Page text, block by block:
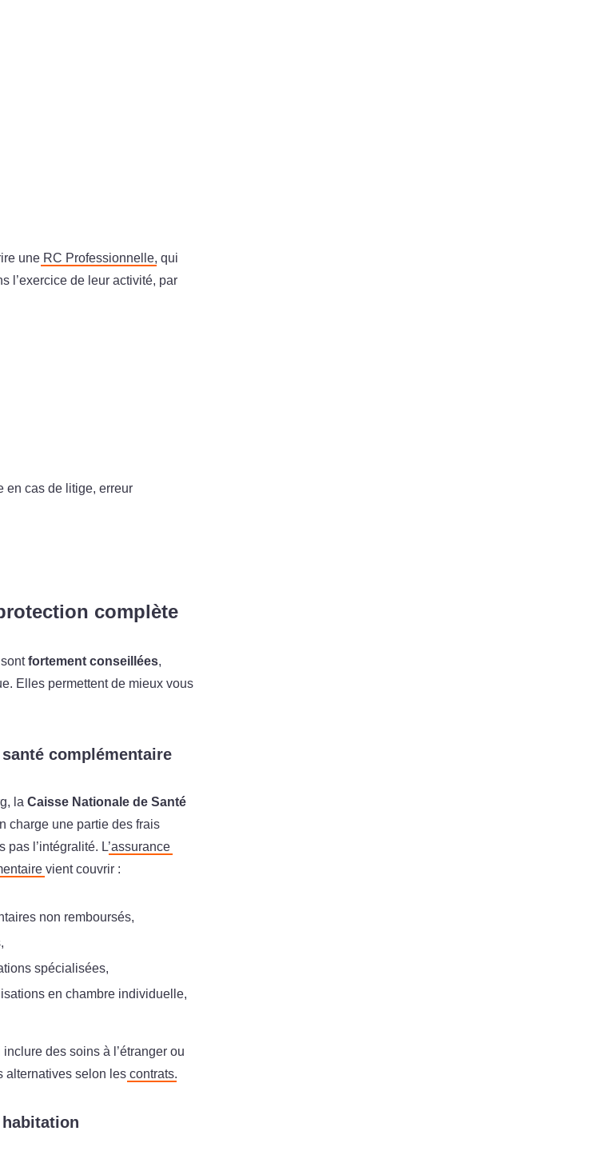
une RC Professionnelle, qui
l’exercice de leur activité, par
en cas de litige, erreur
complète
fortement conseillées,
Elles permettent de mieux vous
complémentaire
la Caisse Nationale de Santé
charge une partie des frais
pas l’intégralité. L’assurance
vient couvrir :
non remboursés,
spécialisées,
en chambre individuelle,
des soins à l’étranger ou
alternatives selon les contrats.